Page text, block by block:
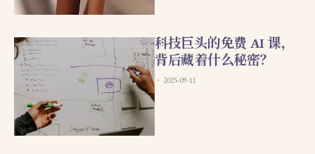
科技巨头的免费 AI 课，
背后藏着什么秘密？
2025-09-11